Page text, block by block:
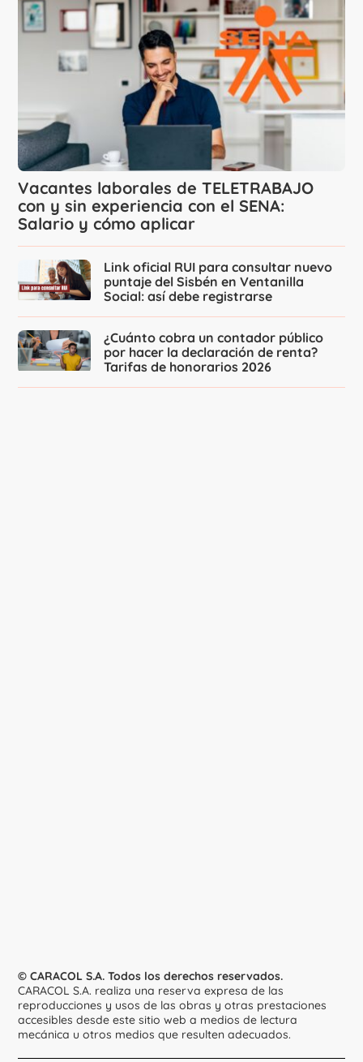
Vacantes laborales de TELETRABAJO
con y sin experiencia con el SENA:
Salario y cómo aplicar
Link oficial RUI para consultar nuevo
puntaje del Sisbén en Ventanilla
Social: así debe registrarse
¿Cuánto cobra un contador público
por hacer la declaración de renta?
Tarifas de honorarios 2026
© CARACOL S.A. Todos los derechos reservados.
CARACOL S.A. realiza una reserva expresa de las
reproducciones y usos de las obras y otras prestaciones
accesibles desde este sitio web a medios de lectura
mecánica u otros medios que resulten adecuados.